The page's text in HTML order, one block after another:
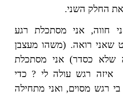
החלק השני.
חווה, אני מסתכלת רגע
שאני רואה. (משהו מעצבן
שלא כסדר) אני מסתכלת
איזה רגש עולה לי ? כדי
רגש מסוים, ואני מתחילה